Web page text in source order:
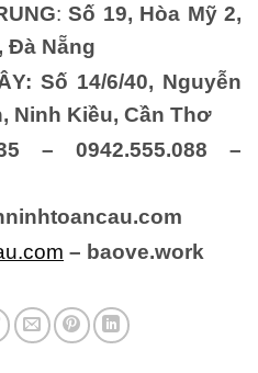
: Số 19, Hòa Mỹ 2,
Đà Nẵng
Số 14/6/40, Nguyễn
Ninh Kiều, Cần Thơ
– 0942.555.088 –
– baove.work